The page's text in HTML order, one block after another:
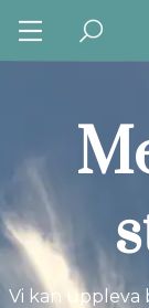
Vi kan uppleva